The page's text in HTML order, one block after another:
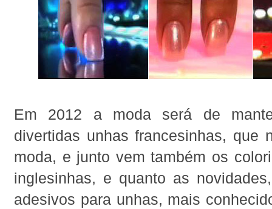
Em 2012 a moda será de
divertidas unhas francesinhas, que
moda, e junto vem também os
inglesinhas, e quanto as
adesivos para unhas, mais